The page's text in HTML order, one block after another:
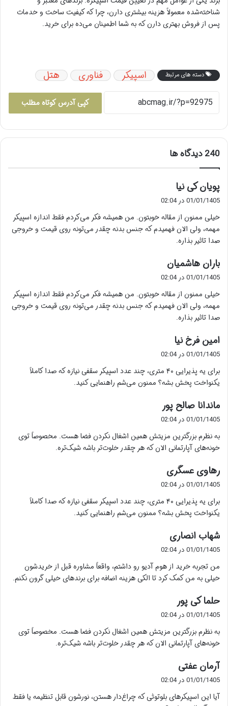
شناخته‌شده معمولاً هزینه بیشتری دارن، چرا که کیفیت ساخت و خدمات
پس از فروش بهتری دارن که به شما اطمینان می‌ده برای خرید.
دسته های مرتبط اسپیکر فناوری هتل
کپی آدرس کوتاه مطلب
‫240 دیدگاه ها
پویان کی نیا
ف
:
01/01/1405 در 02:04
خیلی ممنون از مقاله خوبتون. من همیشه فکر می‌کردم فقط اندازه اسپیکر
مهمه، ولی الان فهمیدم که جنس بدنه چقدر می‌تونه روی قیمت و خروجی
صدا تاثیر بذاره.
باران هاشمیان
ف
:
01/01/1405 در 02:04
خیلی ممنون از مقاله خوبتون. من همیشه فکر می‌کردم فقط اندازه اسپیکر
مهمه، ولی الان فهمیدم که جنس بدنه چقدر می‌تونه روی قیمت و خروجی
صدا تاثیر بذاره.
امین فرخ نیا
ف
:
01/01/1405 در 02:04
برای یه پذیرایی ۴۰ متری، چند عدد اسپیکر سقفی نیازه که صدا کاملاً
یکنواخت پخش بشه؟ ممنون می‌شم راهنمایی کنید.
ماندانا صالح پور
ف
:
01/01/1405 در 02:04
به نظرم بزرگترین مزیتش همین اشغال نکردن فضا هست. مخصوصاً توی
خونه‌های آپارتمانی الان که هر چقدر خلوت‌تر باشه شیک‌تره.
رهاوی عسگری
ف
01/01/1405 در 02:04
برای یه پذیرایی ۴۰ متری، چند عدد اسپیکر سقفی نیازه که صدا کاملاً
یکنواخت پخش بشه؟ ممنون می‌شم راهنمایی کنید.
شهاب انصاری
ف
:
01/01/1405 در 02:04
من تجربه خرید از هوم آدیو رو داشتم، واقعاً مشاوره قبل از خریدشون
خیلی به من کمک کرد تا الکی هزینه اضافه برای برندهای خیلی گرون نکنم.
حلما کی پور
ف
:
01/01/1405 در 02:04
به نظرم بزرگترین مزیتش همین اشغال نکردن فضا هست. مخصوصاً توی
خونه‌های آپارتمانی الان که هر چقدر خلوت‌تر باشه شیک‌تره.
آرمان عفتی
ف
:
01/01/1405 در 02:04
آیا این اسپیکرهای بلوتوثی که چراغ‌دار هستن، نورشون قابل تنظیمه یا فقط